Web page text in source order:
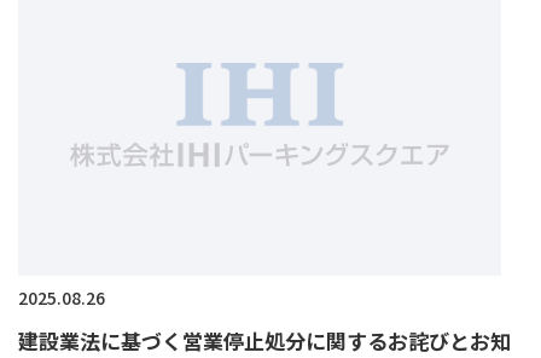
2025.08.26
建設業法に基づく営業停止処分に関するお詫びとお知